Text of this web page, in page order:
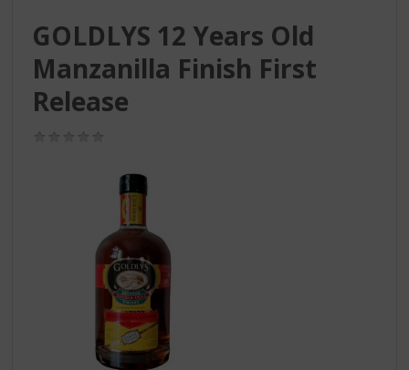
GOLDLYS 12 Years Old
Manzanilla Finish First
Release